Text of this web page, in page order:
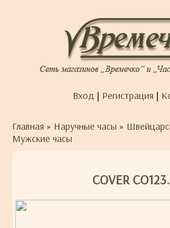
Вход | Регистрация |
Главная » Наручные часы »
Мужские часы
COVER